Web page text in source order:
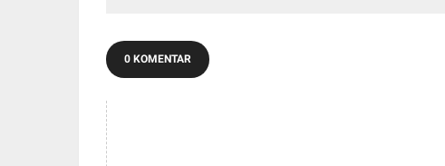
0 KOMENTAR